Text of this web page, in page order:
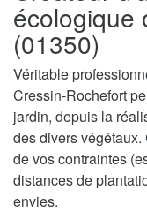
écologique
(01350)
Véritable
Cressin-Rochefort
jardin, depuis la
des divers
de vos contraintes
distances de
envies.